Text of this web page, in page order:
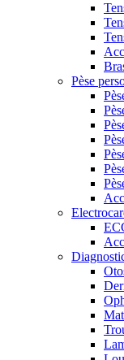
Pèse